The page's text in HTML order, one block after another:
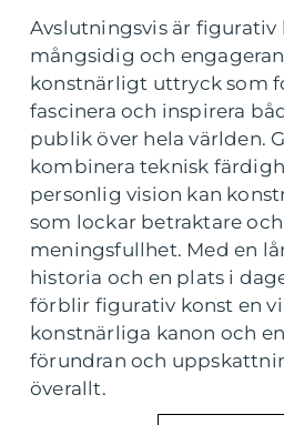
Avslutningsvis är figurativ
mångsidig och
konstnärligt uttryck som
fascinera och inspirera
publik över hela världen.
kombinera teknisk
personlig vision kan
som lockar betraktare
meningsfullhet. Med en
historia och en plats i
förblir figurativ konst en
konstnärliga kanon och
förundran och
överallt.